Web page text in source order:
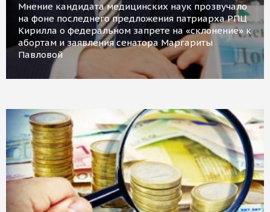
Мнение кандидата медицинских наук прозвучало
на фоне последнего предложения патриарха РПЦ
Кирилла о федеральном запрете на «склонение» к
абортам и заявления сенатора Маргариты
Павловой